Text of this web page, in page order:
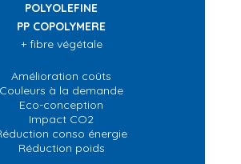
POLYOLEFINE
PP COPOLYMERE
+ fibre végétale
Amélioration coûts
Couleurs à la demande
Eco-conception
Impact CO2
conso énergie
Réduction poids